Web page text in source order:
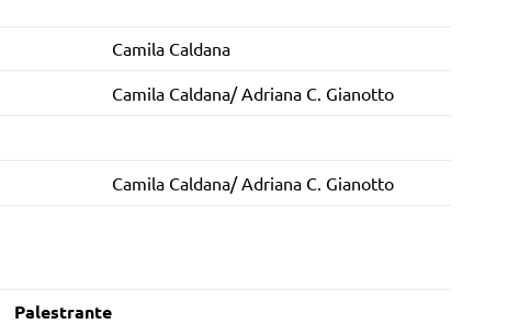
Camila Caldana
Camila Caldana/ Adriana C. Gianotto
Camila Caldana/ Adriana C. Gianotto
Palestrante